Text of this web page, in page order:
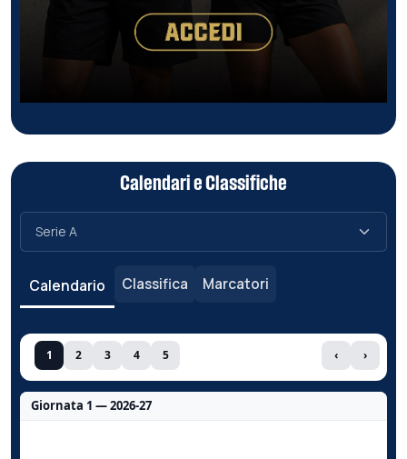
Calendari e Classifiche
Calendario Classifica Marcatori
1 2 3 4 5 ‹ ›
Giornata 1 — 2026-27